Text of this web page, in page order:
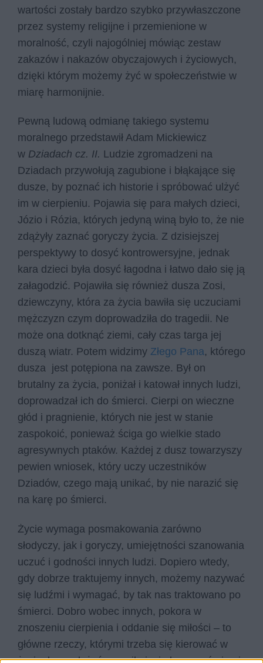
wartości zostały bardzo szybko przywłaszczone
przez systemy religijne i przemienione w
moralność, czyli najogólniej mówiąc zestaw
zakazów i nakazów obyczajowych i życiowych,
dzięki którym możemy żyć w społeczeństwie w
miarę harmonijnie.
Pewną ludową odmianę takiego systemu
moralnego przedstawił Adam Mickiewicz
w Dziadach cz. II. Ludzie zgromadzeni na
Dziadach przywołują zagubione i błąkające się
dusze, by poznać ich historie i spróbować ulżyć
im w cierpieniu. Pojawia się para małych dzieci,
Józio i Rózia, których jedyną winą było to, że nie
zdążyły zaznać goryczy życia. Z dzisiejszej
perspektywy to dosyć kontrowersyjne, jednak
kara dzieci była dosyć łagodna i łatwo dało się ją
załagodzić. Pojawiła się również dusza Zosi,
dziewczyny, która za życia bawiła się uczuciami
mężczyzn czym doprowadziła do tragedii. Ne
może ona dotknąć ziemi, cały czas targa jej
duszą wiatr. Potem widzimy Złego Pana, którego
dusza jest potępiona na zawsze. Był on
brutalny za życia, poniżał i katował innych ludzi,
doprowadzał ich do śmierci. Cierpi on wieczne
głód i pragnienie, których nie jest w stanie
zaspokoić, ponieważ ściga go wielkie stado
agresywnych ptaków. Każdej z dusz towarzyszy
pewien wniosek, który uczy uczestników
Dziadów, czego mają unikać, by nie narazić się
na karę po śmierci.
Życie wymaga posmakowania zarówno
słodyczy, jak i goryczy, umiejętności szanowania
uczuć i godności innych ludzi. Dopiero wtedy,
gdy dobrze traktujemy innych, możemy nazywać
się ludźmi i wymagać, by tak nas traktowano po
śmierci. Dobro wobec innych, pokora w
znoszeniu cierpienia i oddanie się miłości – to
główne rzeczy, którymi trzeba się kierować w